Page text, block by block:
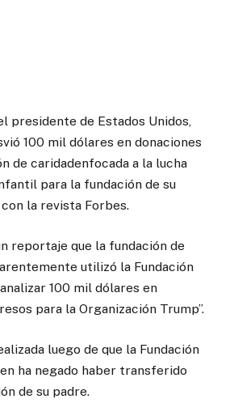
presidente de Estados Unidos,
100 mil dólares en donaciones
de caridadenfocada a la lucha
para la fundación de su
la revista Forbes.
reportaje que la fundación de
utilizó la Fundación
100 mil dólares en
para la Organización Trump”.
luego de que la Fundación
ha negado haber transferido
de su padre.